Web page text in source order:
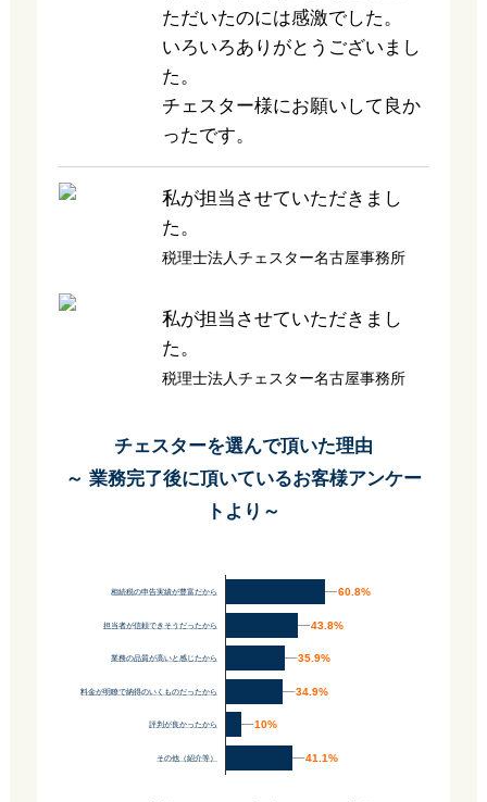
ただいたのには感激でした。
いろいろありがとうございまし
た。
チェスター様にお願いして良か
ったです。
私が担当させていただきまし
た。
税理士法人チェスター名古屋事務所
私が担当させていただきまし
た。
税理士法人チェスター名古屋事務所
チェスターを選んで頂いた理由
～ 業務完了後に頂いているお客様アンケー
トより～
相続税の申告実績が豊富だから
担当者が信頼できそうだったから
業務の品質が高いと感じたから
料金が明瞭で納得のいくものだったから
評判が良かったから
その他（紹介等）
60.8%
60.8%
43.8%
43.8%
35.9%
35.9%
34.9%
34.9%
10%
10%
41.1%
41.1%